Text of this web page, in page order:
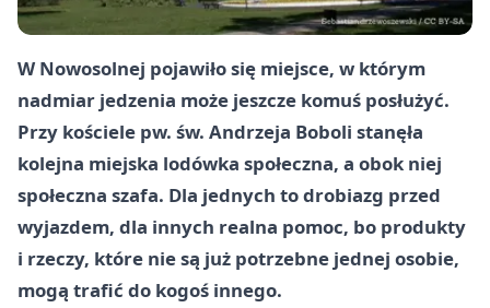
W Nowosolnej pojawiło się miejsce, w którym
nadmiar jedzenia może jeszcze komuś posłużyć.
Przy kościele pw. św. Andrzeja Boboli stanęła
kolejna miejska lodówka społeczna, a obok niej
społeczna szafa. Dla jednych to drobiazg przed
wyjazdem, dla innych realna pomoc, bo produkty
i rzeczy, które nie są już potrzebne jednej osobie,
mogą trafić do kogoś innego.